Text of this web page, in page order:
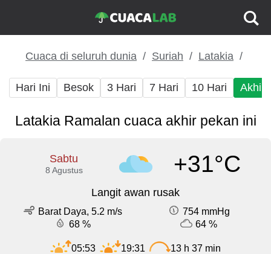
Cuaca di seluruh dunia Suriah Latakia
Hari Ini Besok 3 Hari 7 Hari 10 Hari Akhir
Latakia Ramalan cuaca akhir pekan ini
Sabtu
8 Agustus +31°C
Langit awan rusak
Barat Daya, 5.2 m/s
754 mmHg
68 %
64 %
05:53 19:31 13 h 37 min